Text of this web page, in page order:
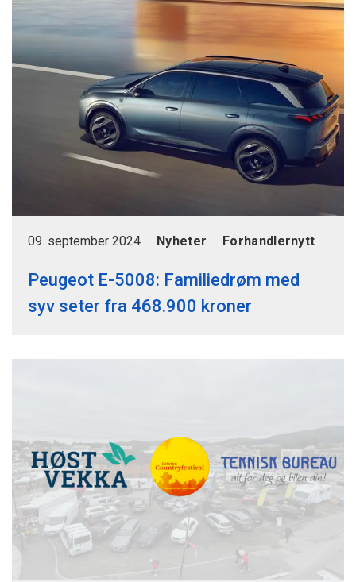
09. september 2024 Nyheter Forhandlernytt
Peugeot E-5008: Familiedrøm med
syv seter fra 468.900 kroner